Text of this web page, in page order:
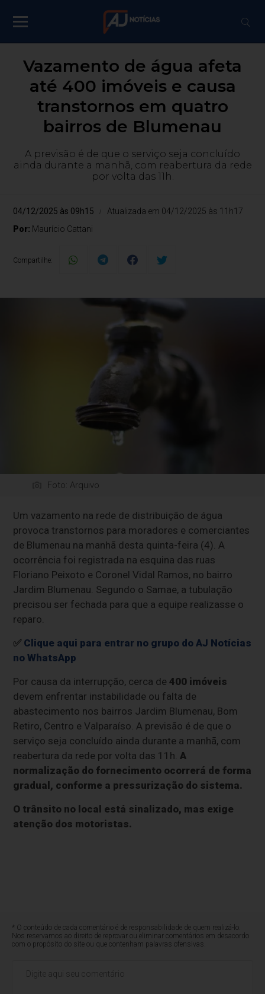
Vazamento de água afeta
até 400 imóveis e causa
transtornos em quatro
bairros de Blumenau
A previsão é de que o serviço seja concluído
ainda durante a manhã, com reabertura da rede
por volta das 11h.
04/12/2025 às 09h15
Atualizada em 04/12/2025 às 11h17
Por: Maurício Cattani
Compartilhe:
Foto: Arquivo
Um vazamento na rede de distribuição de água
provoca transtornos para moradores e comerciantes
de Blumenau na manhã desta quinta-feira (4). A
ocorrência foi registrada na esquina das ruas
Floriano Peixoto e Coronel Vidal Ramos, no bairro
Jardim Blumenau. Segundo o Samae, a tubulação
precisou ser fechada para que a equipe realizasse o
reparo.
✅ Clique aqui para entrar no grupo do AJ Notícias
no WhatsApp
Por causa da interrupção, cerca de400 imóveis
devem enfrentar instabilidade ou falta de
abastecimento nos bairros Jardim Blumenau, Bom
Retiro, Centro e Valparaíso. A previsão é de que o
serviço seja concluído ainda durante a manhã, com
reabertura da rede por volta das 11h.A
normalização do fornecimento ocorrerá de forma
gradual, conforme a pressurização do sistema.
O trânsito no local está sinalizado, mas exige
atenção dos motoristas.
* O conteúdo de cada comentário é de responsabilidade de quem realizá-lo.
Nos reservamos ao direito de reprovar ou eliminar comentários em desacordo
com o propósito do site ou que contenham palavras ofensivas.